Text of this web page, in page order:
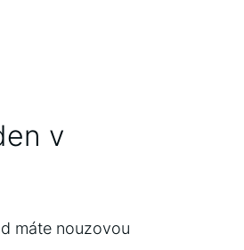
v
máte nouzovou